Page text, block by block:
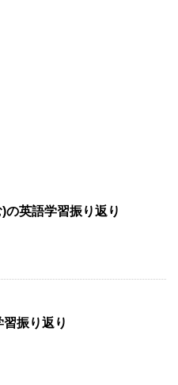
の英語学習振り返り
振り返り